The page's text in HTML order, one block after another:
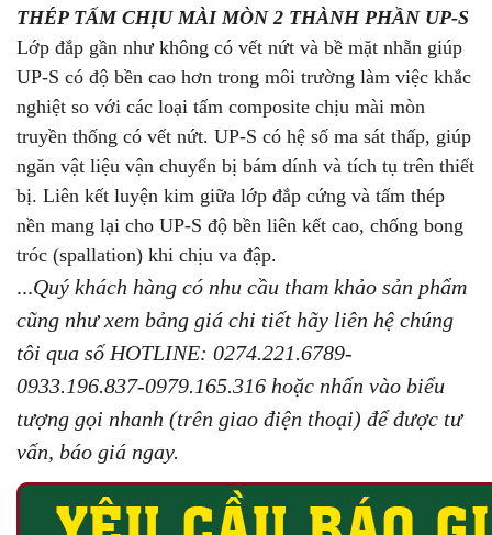
THÉP TẤM CHỊU MÀI MÒN 2 THÀNH PHẦN UP-S
Lớp đắp gần như không có vết nứt và bề mặt nhẵn giúp
UP-S có độ bền cao hơn trong môi trường làm việc khắc
nghiệt so với các loại tấm composite chịu mài mòn
truyền thống có vết nứt. UP-S có hệ số ma sát thấp, giúp
ngăn vật liệu vận chuyển bị bám dính và tích tụ trên thiết
bị. Liên kết luyện kim giữa lớp đắp cứng và tấm thép
nền mang lại cho UP-S độ bền liên kết cao, chống bong
tróc (spallation) khi chịu va đập.
...Quý khách hàng có nhu cầu tham khảo sản phẩm
cũng như xem bảng giá chi tiết hãy liên hệ chúng
tôi qua số HOTLINE: 0274.221.6789-
0933.196.837-0979.165.316 hoặc nhấn vào biểu
tượng gọi nhanh (trên giao điện thoại) để được tư
vấn, báo giá ngay.